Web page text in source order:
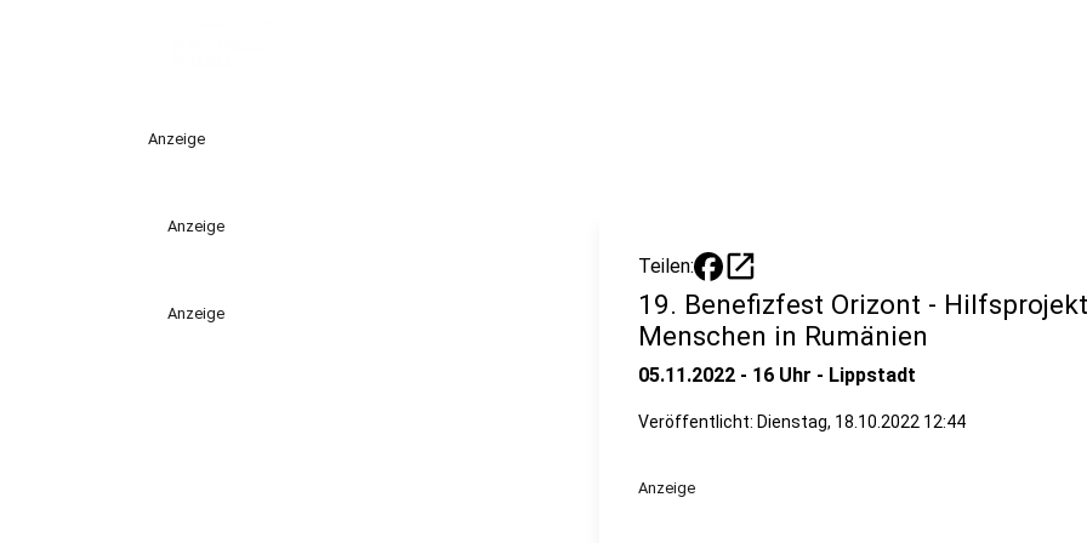
Anzeige
Anzeige
Anzeige
Teilen: open_in_new
19. Benefizfest Orizont -
Menschen in Rumänien
05.11.2022 - 16 Uhr - Lippstadt
Veröffentlicht: Dienstag, 18.10.2022 12:44
Anzeige